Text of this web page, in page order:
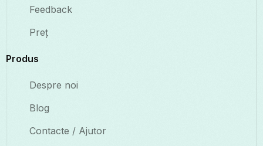
Feedback
Preț
Produs
Despre noi
Blog
Contacte / Ajutor